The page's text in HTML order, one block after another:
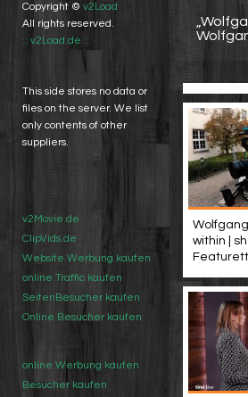
Copyright © v2Load
All rights reserved.
:: v2Load.de ::
This side stores no data or
files on the server. We list
only contents of other
suppliers.
v2Movie.de
ClipVids.de
Website Werbung kaufen
online Traffic kaufen
SeitenBesucher kaufen
Online Besucher kaufen
online Werbung kaufen
Besucher kaufen
within |